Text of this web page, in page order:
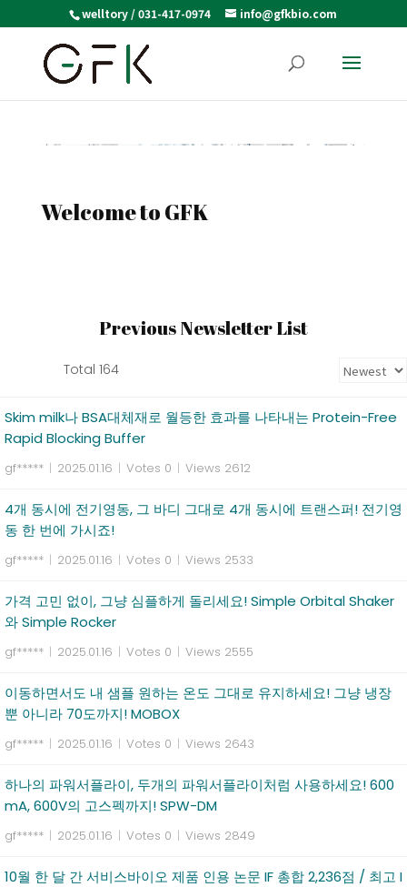
welltory / 031-417-0974 info@gfkbio.com
Welcome to GFK
Previous Newsletter List
Total 164
Skim milk나 BSA대체재로 월등한 효과를 나타내는 Protein-Free
Rapid Blocking Buffer
gf***** | 2025.01.16 | Votes 0 | Views 2612
4개 동시에 전기영동, 그 바디 그대로 4개 동시에 트랜스퍼! 전기영
동 한 번에 가시죠!
gf***** | 2025.01.16 | Votes 0 | Views 2533
가격 고민 없이, 그냥 심플하게 돌리세요! Simple Orbital Shaker
와 Simple Rocker
gf***** | 2025.01.16 | Votes 0 | Views 2555
이동하면서도 내 샘플 원하는 온도 그대로 유지하세요! 그냥 냉장
뿐 아니라 70도까지! MOBOX
gf***** | 2025.01.16 | Votes 0 | Views 2643
하나의 파워서플라이, 두개의 파워서플라이처럼 사용하세요! 600
mA, 600V의 고스펙까지! SPW-DM
gf***** | 2025.01.16 | Votes 0 | Views 2849
10월 한 달 간 서비스바이오 제품 인용 논문 IF 총합 2,236점 / 최고 I